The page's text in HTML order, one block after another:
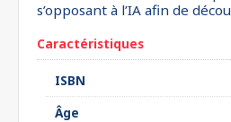
s’opposant à l’IA afin de
Caractéristiques
ISBN
Âge